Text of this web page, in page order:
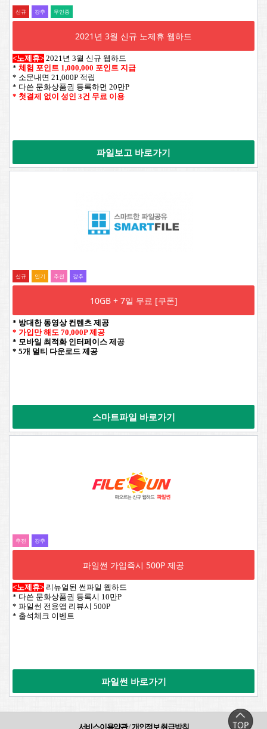
신규 강추 무인증
2021년 3월 신규 노제휴 웹하드
<노제휴> 2021년 3월 신규 웹하드
* 체험 포인트 1,000,000 포인트 지급
* 소문내면 21,000P 적립
* 다쓴 문화상품권 등록하면 20만P
* 첫결제 없이 성인 3건 무료 이용
파일보고 바로가기
신규 인기 추전 강추
10GB + 7일 무료 [쿠폰]
* 방대한 동영상 컨텐츠 제공
* 가입만 해도 70,000P 제공
* 모바일 최적화 인터페이스 제공
* 5개 멀티 다운로드 제공
스마트파일 바로가기
추전 강추
파일썬 가입즉시 500P 제공
<노제휴> 리뉴얼된 썬파일 웹하드
* 다쓴 문화상품권 등록시 10만P
* 파일썬 전용앱 리뷰시 500P
* 출석체크 이벤트
파일썬 바로가기
서비스이용약관/개인정보 취급방침